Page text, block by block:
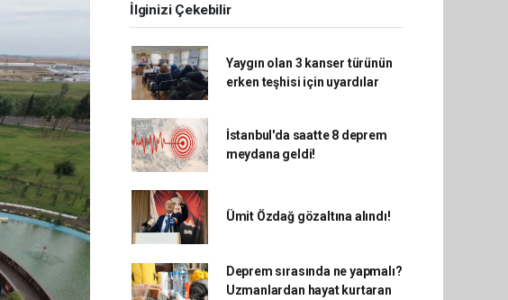
İlginizi Çekebilir
Yaygın olan 3 kanser türünün
erken teşhisi için uyardılar
İstanbul'da saatte 8 deprem
meydana geldi!
Ümit Özdağ gözaltına alındı!
Deprem sırasında ne yapmalı?
Uzmanlardan hayat kurtaran